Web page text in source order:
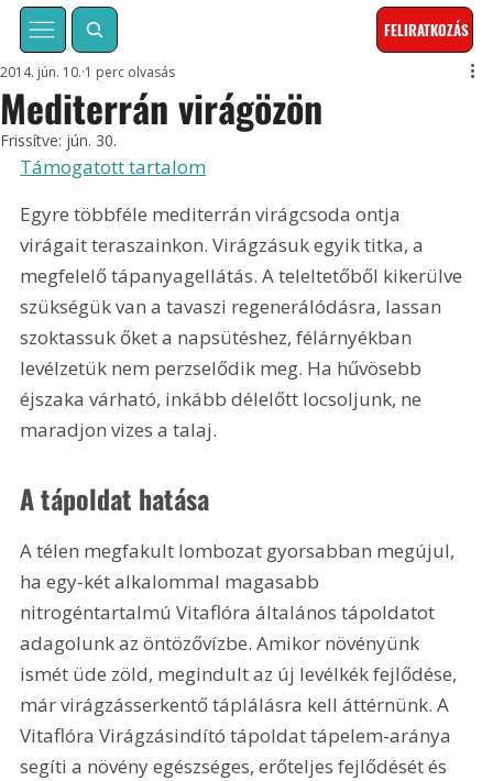
FELIRATKOZÁS
Mediterrán virágözön
2014. jún. 10. 1 perc olvasás
Frissítve: jún. 30.
Támogatott tartalom
Egyre többféle mediterrán virágcsoda ontja
virágait teraszainkon. Virágzásuk egyik titka, a
megfelelő tápanyagellátás. A teleltetőből kikerülve
szükségük van a tavaszi regenerálódásra, lassan
szoktassuk őket a napsütéshez, félárnyékban
levélzetük nem perzselődik meg. Ha hűvösebb
éjszaka várható, inkább délelőtt locsoljunk, ne
maradjon vizes a talaj.
A tápoldat hatása
A télen megfakult lombozat gyorsabban megújul,
ha egy-két alkalommal magasabb
nitrogéntartalmú Vitaflóra általános tápoldatot
adagolunk az öntözővízbe. Amikor növényünk
ismét üde zöld, megindult az új levélkék fejlődése,
már virágzásserkentő táplálásra kell áttérnünk. A
Vitaflóra Virágzásindító tápoldat tápelem-aránya
segíti a növény egészséges, erőteljes fejlődését és